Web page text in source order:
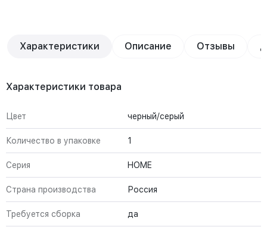
Характеристики Описание Отзывы
Характеристики товара
Цвет черный/серый
Количество в упаковке 1
Серия HOME
Страна производства Россия
Требуется сборка да